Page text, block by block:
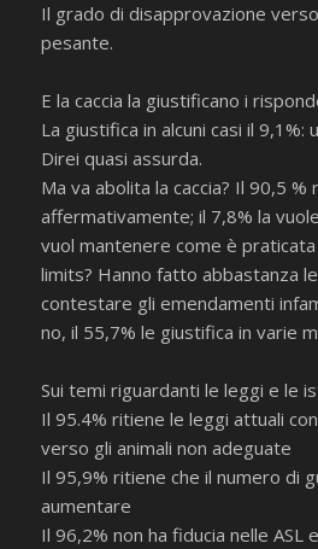
Il grado di disapprovazione
pesante.
E la caccia la giustificano i
La giustifica in alcuni casi il 9,1%:
Direi quasi assurda.
Ma va abolita la caccia? Il 90,5 %
affermativamente; il 7,8% la
vuol mantenere come è praticata
limits? Hanno fatto abbastanza
contestare gli emendamenti
no, il 55,7% le giustifica in varie
Sui temi riguardanti le leggi e le
Il 95.4% ritiene le leggi attuali
verso gli animali non adeguate
Il 95,9% ritiene che il numero di
aumentare
Il 96,2% non ha fiducia nelle